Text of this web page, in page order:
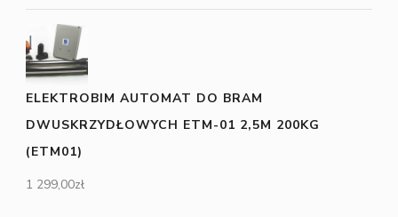
ELEKTROBIM AUTOMAT DO BRAM
DWUSKRZYDŁOWYCH ETM-01 2,5M 200KG
(ETM01)
1 299,00zł